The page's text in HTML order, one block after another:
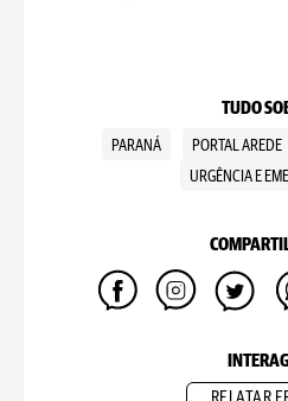
TUDO
PARANÁ PORTAL AREDE
URGÊNCIA E